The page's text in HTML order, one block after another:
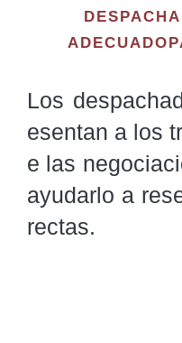
Los
esentan a los
e las
ayudarlo a
rectas.